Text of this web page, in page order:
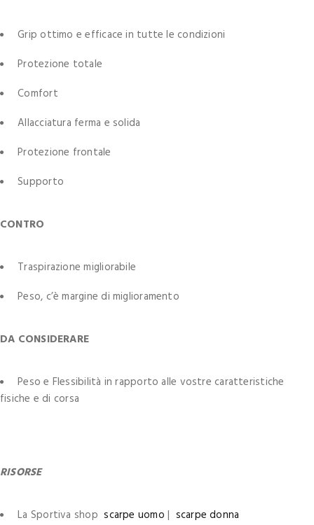
Grip ottimo e efficace in tutte le condizioni
Protezione totale
Comfort
Allacciatura ferma e solida
Protezione frontale
Supporto
CONTRO
Traspirazione migliorabile
Peso, c’è margine di miglioramento
DA CONSIDERARE
Peso e Flessibilità in rapporto alle vostre caratteristiche
fisiche e di corsa
RISORSE
La Sportiva shopscarpe uomo | scarpe donna